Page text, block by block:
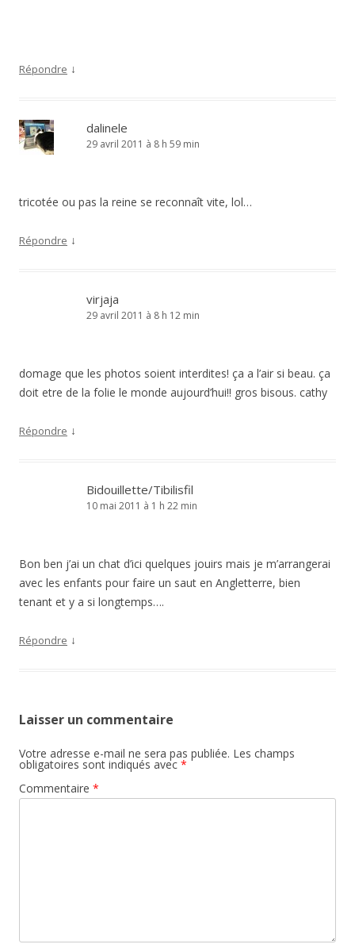
Répondre ↓
dalinele
29 avril 2011 à 8 h 59 min
tricotée ou pas la reine se reconnaît vite, lol…
Répondre ↓
virjaja
29 avril 2011 à 8 h 12 min
domage que les photos soient interdites! ça a l’air si beau. ça
doit etre de la folie le monde aujourd’hui!! gros bisous. cathy
Répondre ↓
Bidouillette/Tibilisfil
10 mai 2011 à 1 h 22 min
Bon ben j’ai un chat d’ici quelques jouirs mais je m’arrangerai
avec les enfants pour faire un saut en Angletterre, bien
tenant et y a si longtemps….
Répondre ↓
Laisser un commentaire
Votre adresse e-mail ne sera pas publiée. Les champs
obligatoires sont indiqués avec *
Commentaire *